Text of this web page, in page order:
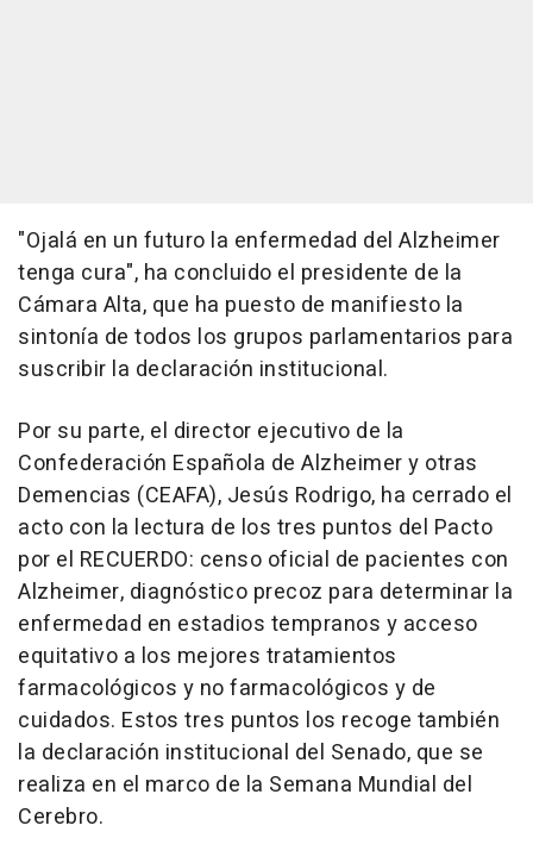
"Ojalá en un futuro la enfermedad del Alzheimer
tenga cura", ha concluido el presidente de la
Cámara Alta, que ha puesto de manifiesto la
sintonía de todos los grupos parlamentarios para
suscribir la declaración institucional.
Por su parte, el director ejecutivo de la
Confederación Española de Alzheimer y otras
Demencias (CEAFA), Jesús Rodrigo, ha cerrado el
acto con la lectura de los tres puntos del Pacto
por el RECUERDO: censo oficial de pacientes con
Alzheimer, diagnóstico precoz para determinar la
enfermedad en estadios tempranos y acceso
equitativo a los mejores tratamientos
farmacológicos y no farmacológicos y de
cuidados. Estos tres puntos los recoge también
la declaración institucional del Senado, que se
realiza en el marco de la Semana Mundial del
Cerebro.